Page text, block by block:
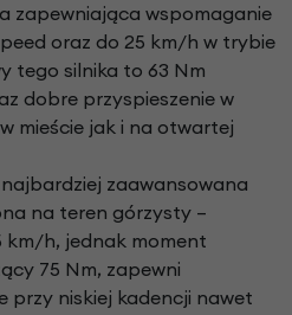
zapewniająca wspomaganie
oraz do 25 km/h w trybie
tego silnika to 63 Nm
dobre przyspieszenie w
mieście jak i na otwartej
zaawansowana
na teren górzysty –
km/h, jednak moment
75 Nm, zapewni
przy niskiej kadencji nawet